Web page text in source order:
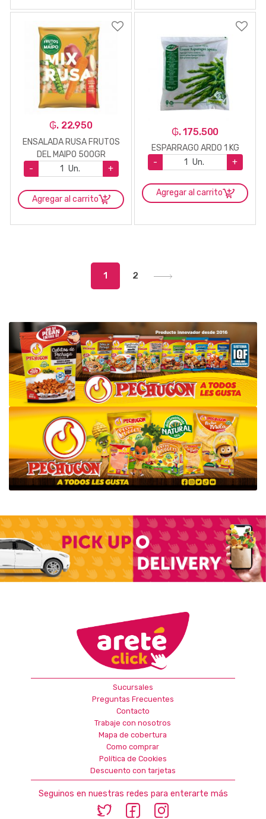
₲. 22.950
ENSALADA RUSA FRUTOS
DEL MAIPO 500GR
-
Un. +
Agregar al carrito
₲. 175.500
ESPARRAGO ARDO 1 KG
-
Un. +
Agregar al carrito
1 2
Sucursales
Preguntas Frecuentes
Contacto
Trabaje con nosotros
Mapa de cobertura
Como comprar
Política de Cookies
Descuento con tarjetas
Seguinos en nuestras redes para enterarte más